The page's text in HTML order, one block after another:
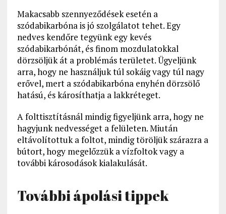
Makacsabb szennyeződések esetén a
szódabikarbóna is jó szolgálatot tehet. Egy
nedves kendőre tegyünk egy kevés
szódabikarbónát, és finom mozdulatokkal
dörzsöljük át a problémás területet. Ügyeljünk
arra, hogy ne használjuk túl sokáig vagy túl nagy
erővel, mert a szódabikarbóna enyhén dörzsölő
hatású, és károsíthatja a lakkréteget.
A folttisztításnál mindig figyeljünk arra, hogy ne
hagyjunk nedvességet a felületen. Miután
eltávolítottuk a foltot, mindig töröljük szárazra a
bútort, hogy megelőzzük a vízfoltok vagy a
további károsodások kialakulását.
További ápolási tippek